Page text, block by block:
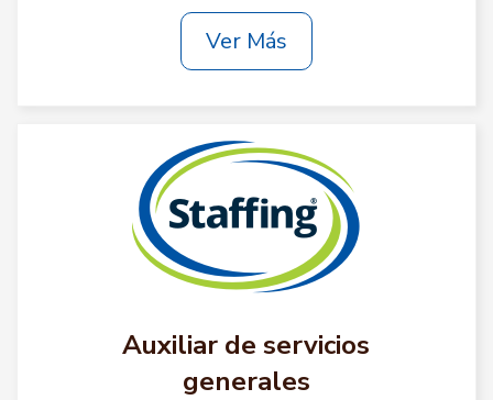
Ver Más
Auxiliar de servicios
generales